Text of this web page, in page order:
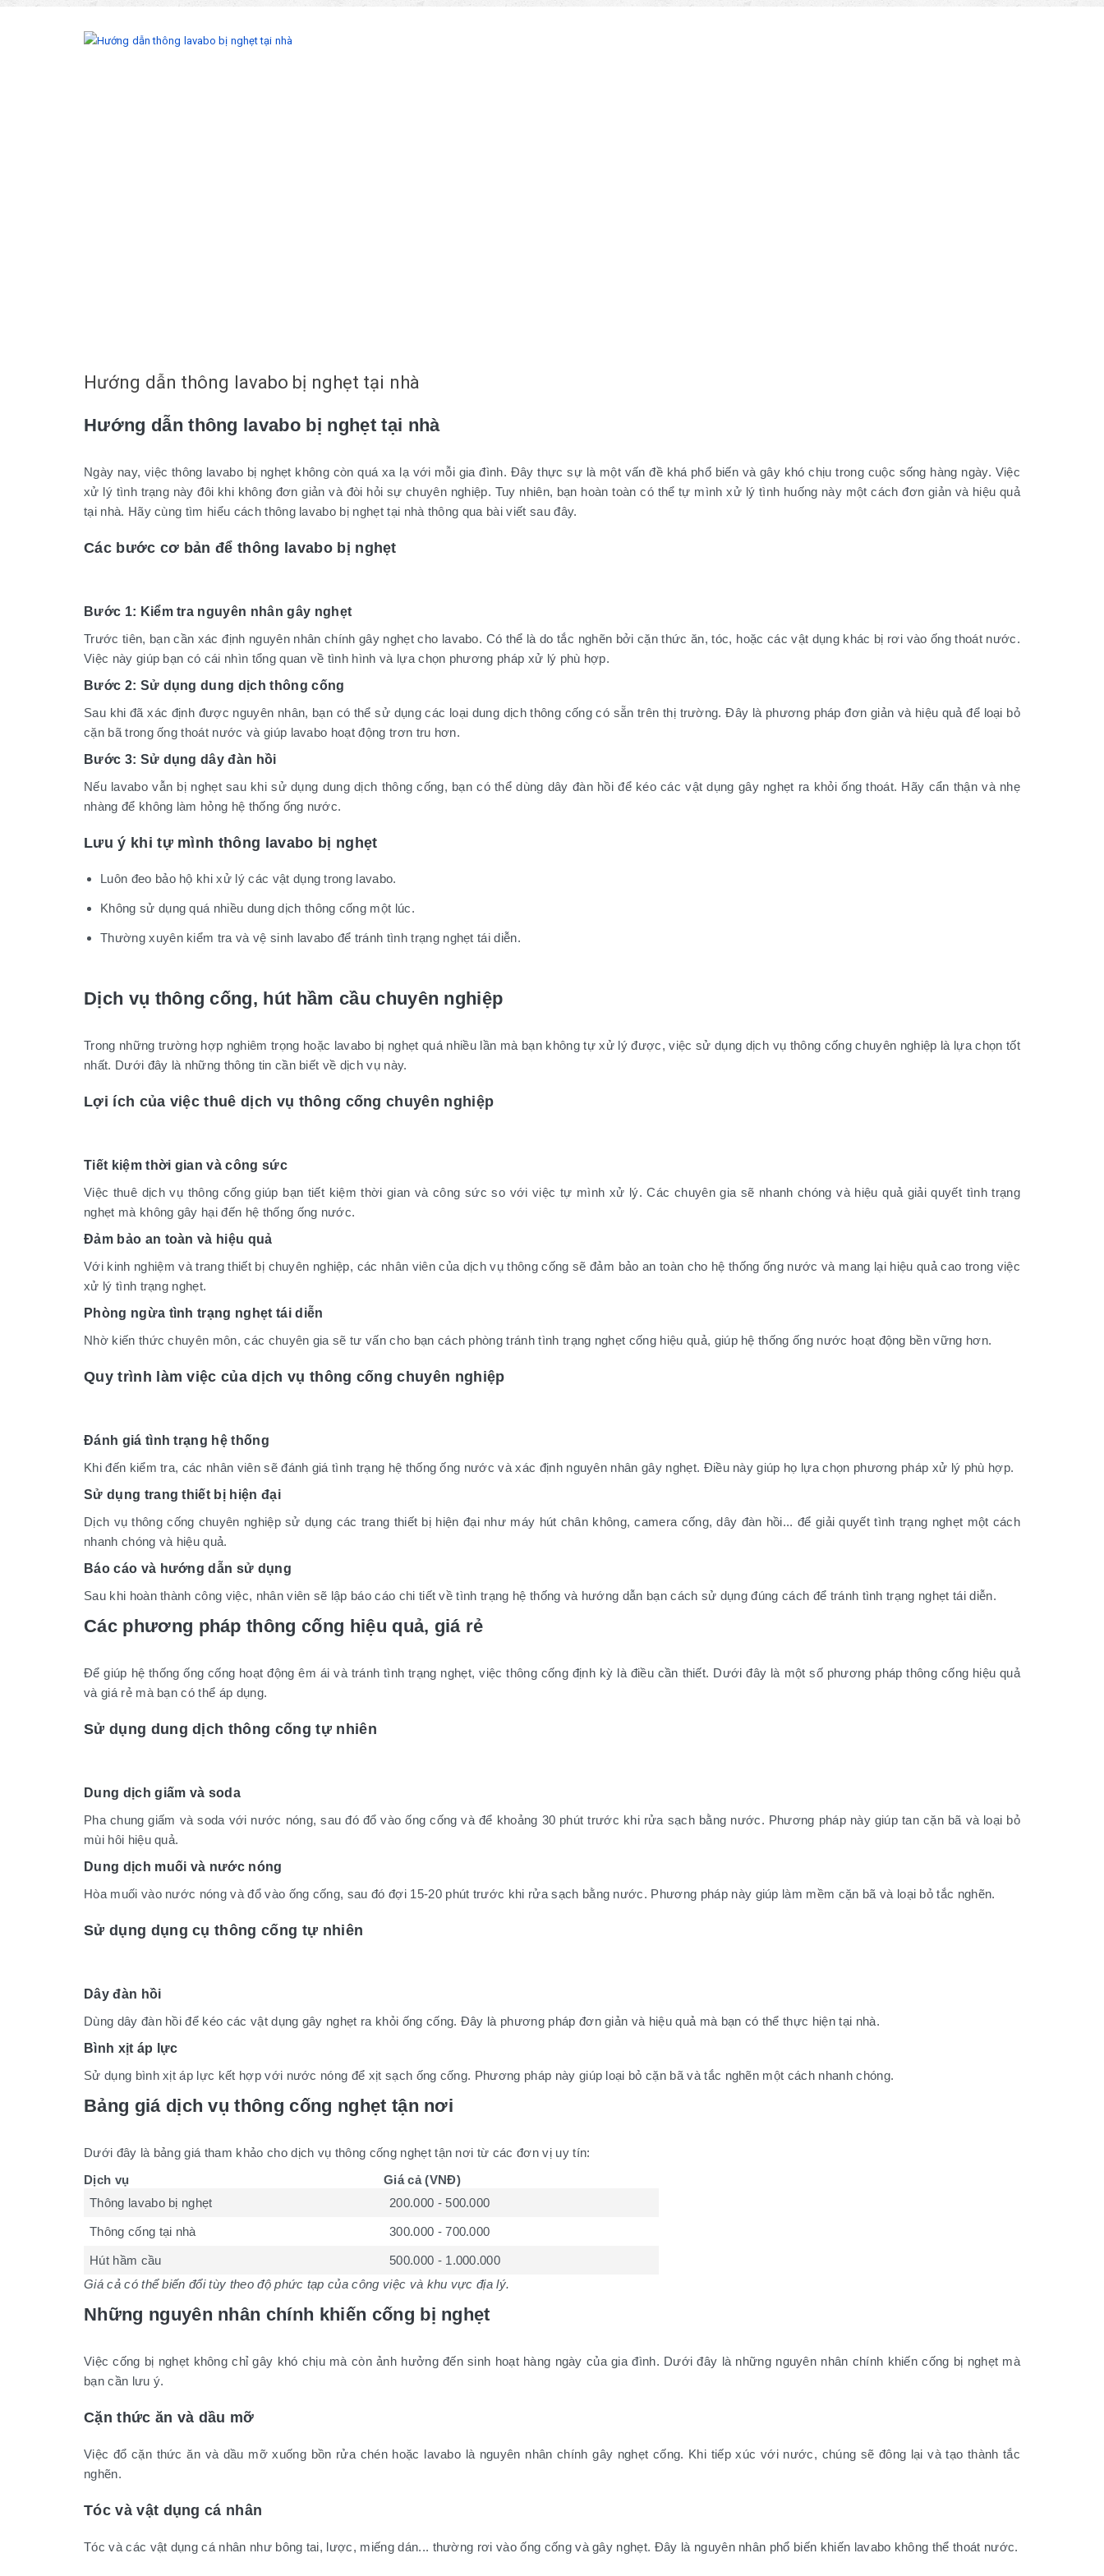
Hướng dẫn thông lavabo bị nghẹt tại nhà
Hướng dẫn thông lavabo bị nghẹt tại nhà
Ngày nay, việc thông lavabo bị nghẹt không còn quá xa lạ với mỗi gia đình. Đây thực sự là một vấn đề khá phổ biến và gây khó chịu trong cuộc sống hàng ngày. Việc
xử lý tình trạng này đôi khi không đơn giản và đòi hỏi sự chuyên nghiệp. Tuy nhiên, bạn hoàn toàn có thể tự mình xử lý tình huống này một cách đơn giản và hiệu quả
tại nhà. Hãy cùng tìm hiểu cách thông lavabo bị nghẹt tại nhà thông qua bài viết sau đây.
Các bước cơ bản để thông lavabo bị nghẹt
Bước 1: Kiểm tra nguyên nhân gây nghẹt
Trước tiên, bạn cần xác định nguyên nhân chính gây nghẹt cho lavabo. Có thể là do tắc nghẽn bởi cặn thức ăn, tóc, hoặc các vật dụng khác bị rơi vào ống thoát nước.
Việc này giúp bạn có cái nhìn tổng quan về tình hình và lựa chọn phương pháp xử lý phù hợp.
Bước 2: Sử dụng dung dịch thông cống
Sau khi đã xác định được nguyên nhân, bạn có thể sử dụng các loại dung dịch thông cống có sẵn trên thị trường. Đây là phương pháp đơn giản và hiệu quả để loại bỏ
cặn bã trong ống thoát nước và giúp lavabo hoạt động trơn tru hơn.
Bước 3: Sử dụng dây đàn hồi
Nếu lavabo vẫn bị nghẹt sau khi sử dụng dung dịch thông cống, bạn có thể dùng dây đàn hồi để kéo các vật dụng gây nghẹt ra khỏi ống thoát. Hãy cẩn thận và nhẹ
nhàng để không làm hỏng hệ thống ống nước.
Lưu ý khi tự mình thông lavabo bị nghẹt
Luôn đeo bảo hộ khi xử lý các vật dụng trong lavabo.
Không sử dụng quá nhiều dung dịch thông cống một lúc.
Thường xuyên kiểm tra và vệ sinh lavabo để tránh tình trạng nghẹt tái diễn.
Dịch vụ thông cống, hút hầm cầu chuyên nghiệp
Trong những trường hợp nghiêm trọng hoặc lavabo bị nghẹt quá nhiều lần mà bạn không tự xử lý được, việc sử dụng dịch vụ thông cống chuyên nghiệp là lựa chọn tốt
nhất. Dưới đây là những thông tin cần biết về dịch vụ này.
Lợi ích của việc thuê dịch vụ thông cống chuyên nghiệp
Tiết kiệm thời gian và công sức
Việc thuê dịch vụ thông cống giúp bạn tiết kiệm thời gian và công sức so với việc tự mình xử lý. Các chuyên gia sẽ nhanh chóng và hiệu quả giải quyết tình trạng
nghẹt mà không gây hại đến hệ thống ống nước.
Đảm bảo an toàn và hiệu quả
Với kinh nghiệm và trang thiết bị chuyên nghiệp, các nhân viên của dịch vụ thông cống sẽ đảm bảo an toàn cho hệ thống ống nước và mang lại hiệu quả cao trong việc
xử lý tình trạng nghẹt.
Phòng ngừa tình trạng nghẹt tái diễn
Nhờ kiến thức chuyên môn, các chuyên gia sẽ tư vấn cho bạn cách phòng tránh tình trạng nghẹt cống hiệu quả, giúp hệ thống ống nước hoạt động bền vững hơn.
Quy trình làm việc của dịch vụ thông cống chuyên nghiệp
Đánh giá tình trạng hệ thống
Khi đến kiểm tra, các nhân viên sẽ đánh giá tình trạng hệ thống ống nước và xác định nguyên nhân gây nghẹt. Điều này giúp họ lựa chọn phương pháp xử lý phù hợp.
Sử dụng trang thiết bị hiện đại
Dịch vụ thông cống chuyên nghiệp sử dụng các trang thiết bị hiện đại như máy hút chân không, camera cống, dây đàn hồi... để giải quyết tình trạng nghẹt một cách
nhanh chóng và hiệu quả.
Báo cáo và hướng dẫn sử dụng
Sau khi hoàn thành công việc, nhân viên sẽ lập báo cáo chi tiết về tình trạng hệ thống và hướng dẫn bạn cách sử dụng đúng cách để tránh tình trạng nghẹt tái diễn.
Các phương pháp thông cống hiệu quả, giá rẻ
Để giúp hệ thống ống cống hoạt động êm ái và tránh tình trạng nghẹt, việc thông cống định kỳ là điều cần thiết. Dưới đây là một số phương pháp thông cống hiệu quả
và giá rẻ mà bạn có thể áp dụng.
Sử dụng dung dịch thông cống tự nhiên
Dung dịch giấm và soda
Pha chung giấm và soda với nước nóng, sau đó đổ vào ống cống và để khoảng 30 phút trước khi rửa sạch bằng nước. Phương pháp này giúp tan cặn bã và loại bỏ
mùi hôi hiệu quả.
Dung dịch muối và nước nóng
Hòa muối vào nước nóng và đổ vào ống cống, sau đó đợi 15-20 phút trước khi rửa sạch bằng nước. Phương pháp này giúp làm mềm cặn bã và loại bỏ tắc nghẽn.
Sử dụng dụng cụ thông cống tự nhiên
Dây đàn hồi
Dùng dây đàn hồi để kéo các vật dụng gây nghẹt ra khỏi ống cống. Đây là phương pháp đơn giản và hiệu quả mà bạn có thể thực hiện tại nhà.
Bình xịt áp lực
Sử dụng bình xịt áp lực kết hợp với nước nóng để xịt sạch ống cống. Phương pháp này giúp loại bỏ cặn bã và tắc nghẽn một cách nhanh chóng.
Bảng giá dịch vụ thông cống nghẹt tận nơi
Dưới đây là bảng giá tham khảo cho dịch vụ thông cống nghẹt tận nơi từ các đơn vị uy tín:
Dịch vụ
Giá cả (VNĐ)
Thông lavabo bị nghẹt
200.000 - 500.000
Thông cống tại nhà 300.000 - 700.000
Hút hầm cầu
500.000 - 1.000.000
Giá cả có thể biến đổi tùy theo độ phức tạp của công việc và khu vực địa lý.
Những nguyên nhân chính khiến cống bị nghẹt
Việc cống bị nghẹt không chỉ gây khó chịu mà còn ảnh hưởng đến sinh hoạt hàng ngày của gia đình. Dưới đây là những nguyên nhân chính khiến cống bị nghẹt mà
bạn cần lưu ý.
Cặn thức ăn và dầu mỡ
Việc đổ cặn thức ăn và dầu mỡ xuống bồn rửa chén hoặc lavabo là nguyên nhân chính gây nghẹt cống. Khi tiếp xúc với nước, chúng sẽ đông lại và tạo thành tắc
nghẽn.
Tóc và vật dụng cá nhân
Tóc và các vật dụng cá nhân như bông tai, lược, miếng dán... thường rơi vào ống cống và gây nghẹt. Đây là nguyên nhân phổ biến khiến lavabo không thể thoát nước.